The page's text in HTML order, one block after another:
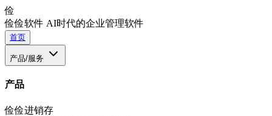
俭
俭俭软件 AI时代的企业管理软件
首页
产品/服务
产品
俭俭进销存